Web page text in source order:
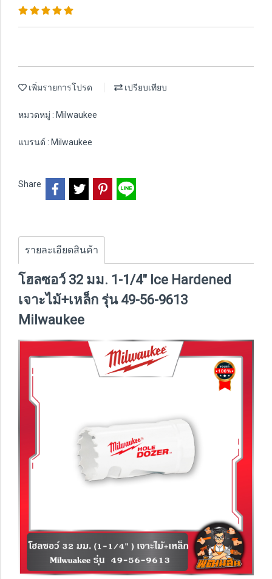
เพิ่มรายการโปรด เปรียบเทียบ
หมวดหมู่ : Milwaukee
แบรนด์ : Milwaukee
Share
รายละเอียดสินค้า
โฮลซอว์ 32 มม. 1-1/4" Ice Hardened
เจาะไม้+เหล็ก รุ่น 49-56-9613
Milwaukee